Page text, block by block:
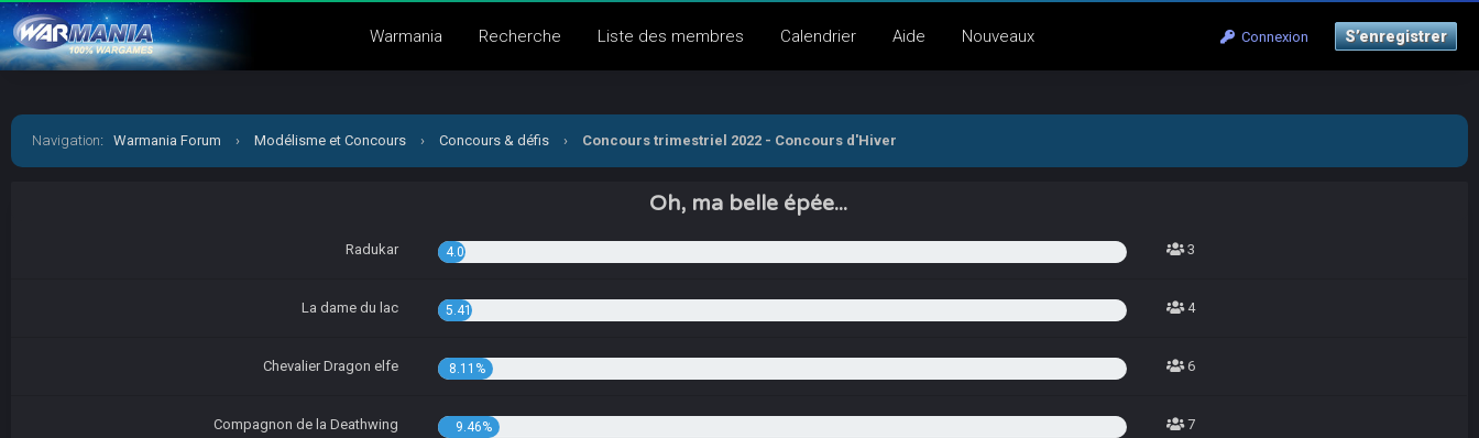
Connexion S’enregistrer
Warmania Recherche Liste des membres Calendrier Aide Nouveaux
Navigation: Warmania Forum › Modélisme et Concours › Concours & défis › Concours trimestriel 2022 - Concours d'Hiver
Oh, ma belle épée...
Radukar 4.05% 3
La dame du lac 5.41% 4
Chevalier Dragon elfe 8.11% 6
Compagnon de la Deathwing 9.46% 7